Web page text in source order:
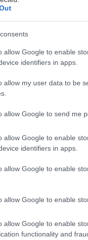
allow Google to enable
identifiers in apps.
allow my user data to be
allow Google to send me
allow Google to enable
identifiers in apps.
allow Google to enable
allow Google to enable
allow Google to enable
functionality and
χαρούμενα
παραλίες
μας, τα
τα μελαγχολικά
τα πεσμένα
πώς
από όλο τον